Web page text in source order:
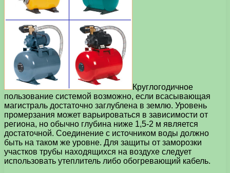
Круглогодичное
пользование системой возможно, если всасывающая
магистраль достаточно заглублена в землю. Уровень
промерзания может варьироваться в зависимости от
региона, но обычно глубина ниже 1,5-2 м является
достаточной. Соединение с источником воды должно
быть на таком же уровне. Для защиты от заморозки
участков трубы находящихся на воздухе следует
использовать утеплитель либо обогревающий кабель.